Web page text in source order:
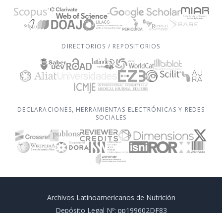
DIRECTORIOS / REPOSITORIOS
DECLARACIONES, HERRAMIENTAS ELECTRÓNICAS Y REDES
SOCIALES
Archivos Latinoamericanos de Nutrición
Depósito Legal Nº: pp199602DF83